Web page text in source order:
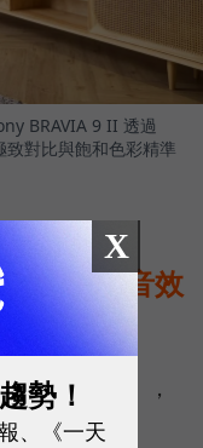
BRAVIA 9 II 透過
對比與飽和色彩精準
場景、音效
化
以幹嘛？」，
X
勢！
、《一天